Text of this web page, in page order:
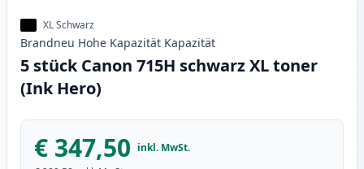
XL Schwarz
Brandneu Hohe Kapazität Kapazität
5 stück Canon 715H schwarz XL toner
(Ink Hero)
€ 347,50 inkl. MwSt.